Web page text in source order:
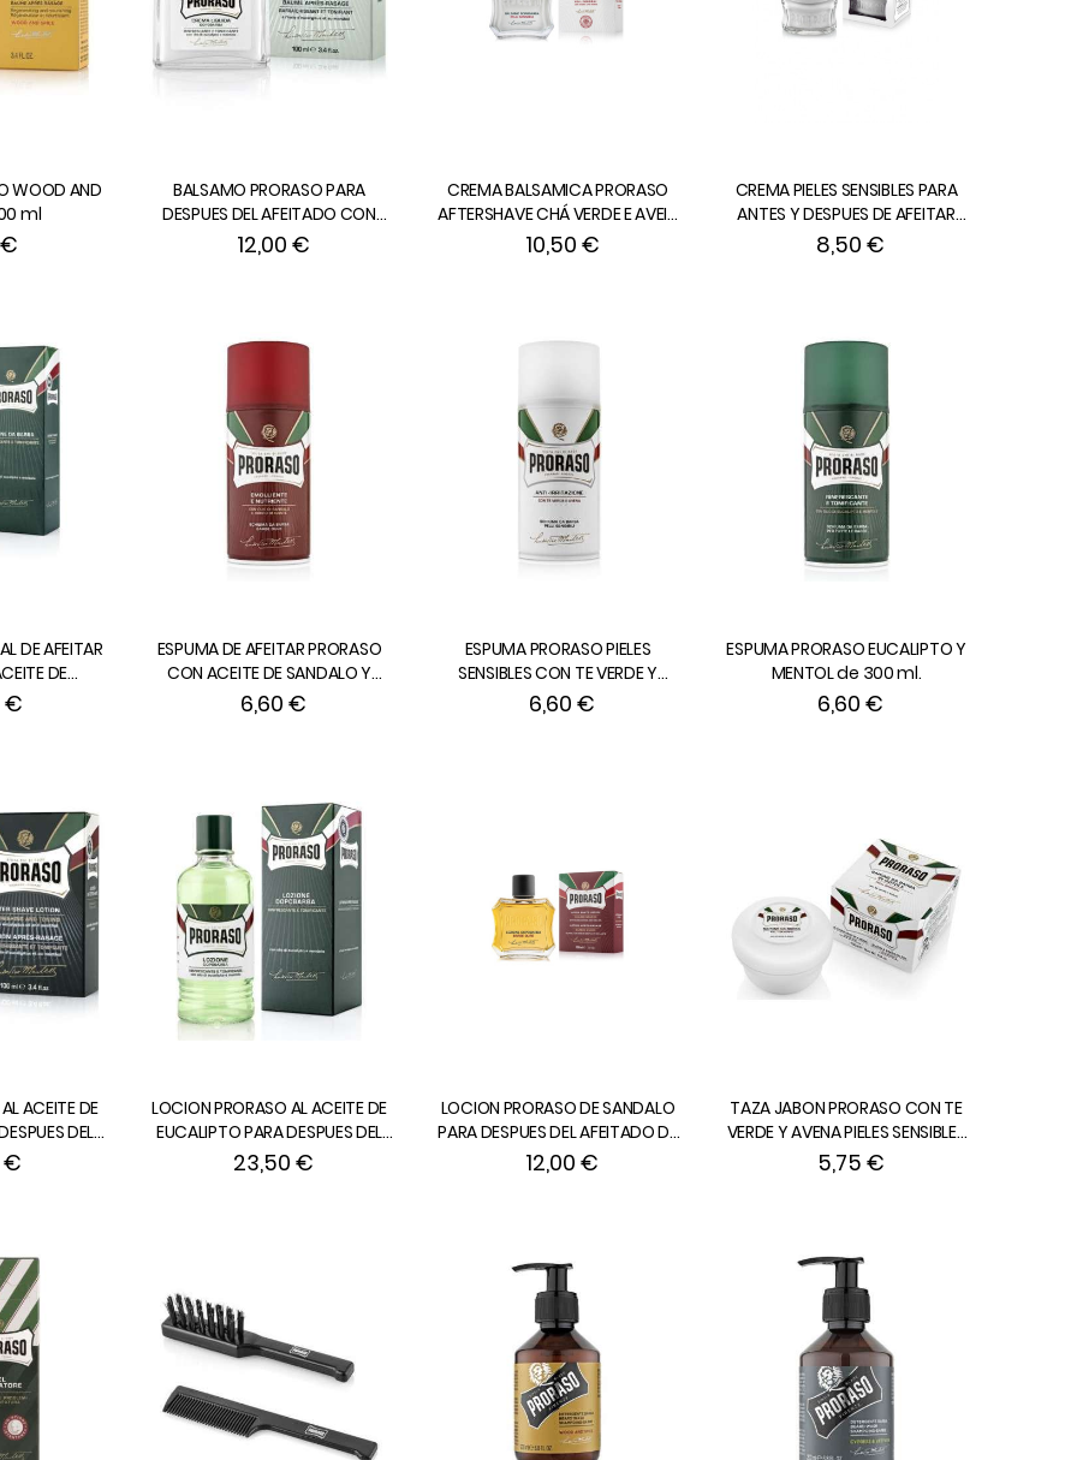
WOOD AND
ml
€
BALSAMO PRORASO PARA
DESPUES DEL AFEITADO CON
EUCALIPTO Y MENTOL de 100 ml.
Sin Alcohol.
12,00 €
CREMA BALSAMICA PRORASO
AFTERSHAVE CHÁ VERDE E AVEIA
- 100 ml
10,50 €
CREMA PIELES SENSIBLES PARA
ANTES Y DESPUES DE AFEITAR
CON TE VERDE Y AVENA de 100
ml.
8,50 €
DE AFEITAR
DE
PARA
ml.
€
ESPUMA DE AFEITAR PRORASO
CON ACEITE DE SANDALO Y
MANTECA DE KARITE PARA
BARBAS DURAS de 300 ml.
6,60 €
ESPUMA PRORASO PIELES
SENSIBLES CON TE VERDE Y
AVENA DE 300 ml.
6,60 €
ESPUMA PRORASO EUCALIPTO Y
MENTOL de 300 ml.
6,60 €
ACEITE DE
DEL
ml.
€
LOCION PRORASO AL ACEITE DE
EUCALIPTO PARA DESPUES DEL
AFEITADO DE 400 ml.
23,50 €
LOCION PRORASO DE SANDALO
PARA DESPUES DEL AFEITADO DE
100 ml.
12,00 €
TAZA JABON PRORASO CON TE
VERDE Y AVENA PIELES SENSIBLES
USO CON BROCHA de 150 ml.
5,75 €